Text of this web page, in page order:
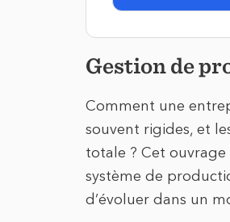
Gestion de
Comment une
souvent rigides, et
totale ? Cet
système de
d’évoluer dans un